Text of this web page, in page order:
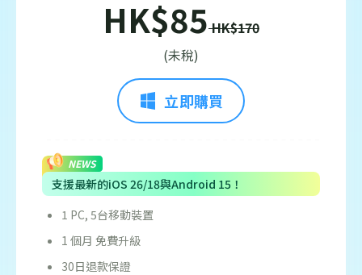
HK$85 HK$170
(未稅)
立即購買
NEWS
支援最新的iOS 26/18與Android 15！
1 PC, 5台移動裝置
1 個月 免費升級
30日退款保證